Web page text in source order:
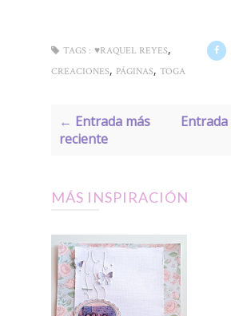
TAGS : ♥RAQUEL REYES,
CREACIONES, PÁGINAS, TOGA
← Entrada más
reciente
MÁS INSPIRACIÓN